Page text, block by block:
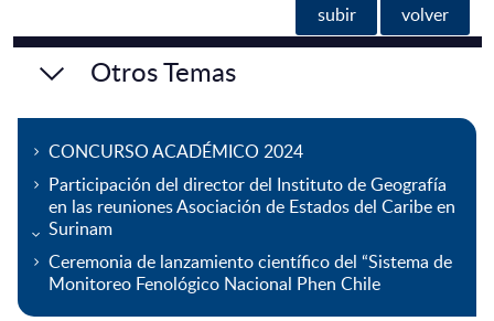
subir volver
Otros Temas
CONCURSO ACADÉMICO 2024
Participación del director del Instituto de Geografía
en las reuniones Asociación de Estados del Caribe en
Surinam
Ceremonia de lanzamiento científico del “Sistema de
Monitoreo Fenológico Nacional Phen Chile